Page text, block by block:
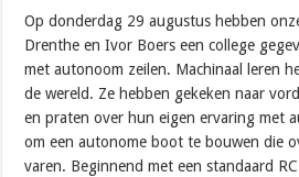
Op donderdag 29 augustus hebben onze
Drenthe en Ivor Boers een college
met autonoom zeilen. Machinaal leren
de wereld. Ze hebben gekeken naar
en praten over hun eigen ervaring met
om een autonome boot te bouwen die
varen. Beginnend met een standaard